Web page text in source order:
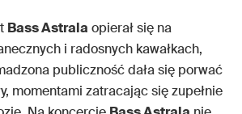
Bass Astrala opierał się na
i radosnych kawałkach,
publiczność dała się porwać
momentami zatracając się zupełnie